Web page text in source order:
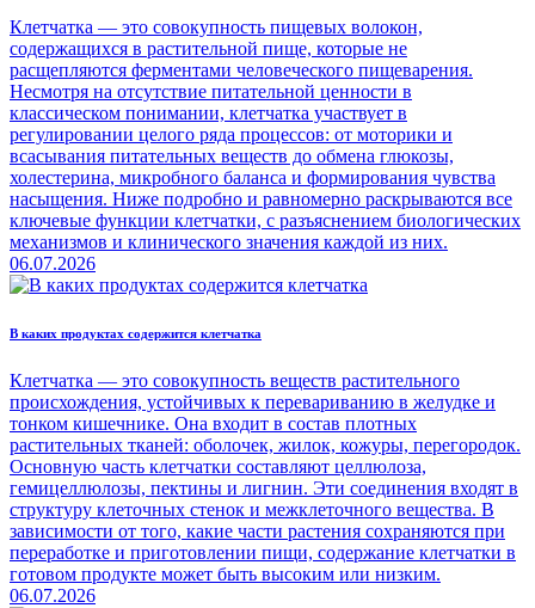
Клетчатка — это совокупность пищевых волокон,
содержащихся в растительной пище, которые не
расщепляются ферментами человеческого пищеварения.
Несмотря на отсутствие питательной ценности в
классическом понимании, клетчатка участвует в
регулировании целого ряда процессов: от моторики и
всасывания питательных веществ до обмена глюкозы,
холестерина, микробного баланса и формирования чувства
насыщения. Ниже подробно и равномерно раскрываются все
ключевые функции клетчатки, с разъяснением биологических
механизмов и клинического значения каждой из них.
06.07.2026
В каких продуктах содержится клетчатка
Клетчатка — это совокупность веществ растительного
происхождения, устойчивых к перевариванию в желудке и
тонком кишечнике. Она входит в состав плотных
растительных тканей: оболочек, жилок, кожуры, перегородок.
Основную часть клетчатки составляют целлюлоза,
гемицеллюлозы, пектины и лигнин. Эти соединения входят в
структуру клеточных стенок и межклеточного вещества. В
зависимости от того, какие части растения сохраняются при
переработке и приготовлении пищи, содержание клетчатки в
готовом продукте может быть высоким или низким.
06.07.2026